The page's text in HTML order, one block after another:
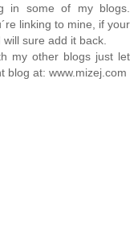
in some of my blogs.
linking to mine, if your
sure add it back.
my other blogs just let
blog at: www.mizej.com